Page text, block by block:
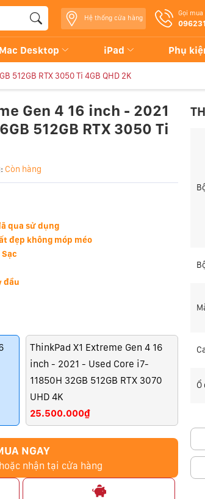
Hệ thống cửa hàng
Gọi mua
Desktop iPad Phụ
512GB RTX 3050 Ti 4GB QHD 2K
Gen 4 16 inch - 2021
512GB RTX 3050 Ti
Còn hàng
qua sử dụng
đẹp không móp méo
đầu
ThinkPad X1 Extreme Gen 4 16
inch - 2021 - Used Core i7-
11850H 32GB 512GB RTX 3070
UHD 4K
25.500.000₫
NGAY
nhận tại cửa hàng
Ổ